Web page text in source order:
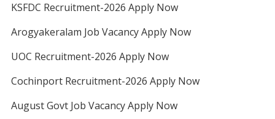
KSFDC Recruitment-2026 Apply Now
Arogyakeralam Job Vacancy Apply Now
UOC Recruitment-2026 Apply Now
Cochinport Recruitment-2026 Apply Now
August Govt Job Vacancy Apply Now